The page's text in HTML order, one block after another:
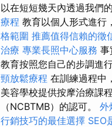
以在短短幾天內透過我們
療程 教育以個人形式進行
格範圍 推薦值得信賴的徵
治療 專業長照中心服務 事
教育按照您自己的步調進
頸放鬆療程 在訓練過程中
美容學校提供按摩治療課
（NCBTMB）的認可。 外
行銷技巧的最佳選擇 SEO